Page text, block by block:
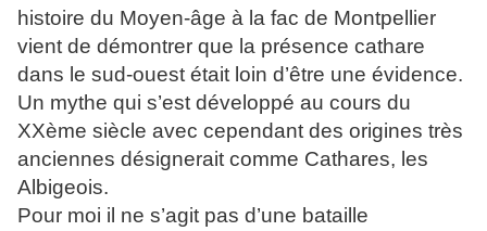
histoire du Moyen-âge à la fac de Montpellier
vient de démontrer que la présence cathare
dans le sud-ouest était loin d’être une évidence.
Un mythe qui s’est développé au cours du
XXème siècle avec cependant des origines très
anciennes désignerait comme Cathares, les
Albigeois.
Pour moi il ne s’agit pas d’une bataille